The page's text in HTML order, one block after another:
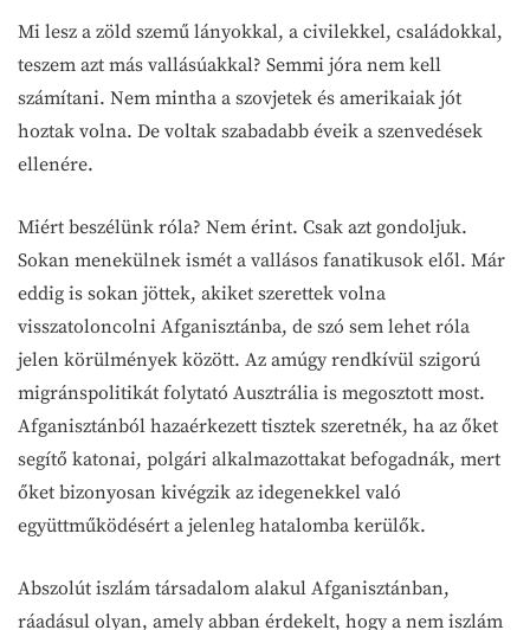
Mi lesz a zöld szemű lányokkal, a civilekkel, családokkal,
teszem azt más vallásúakkal? Semmi jóra nem kell
számítani. Nem mintha a szovjetek és amerikaiak jót
hoztak volna. De voltak szabadabb éveik a szenvedések
ellenére.
Miért beszélünk róla? Nem érint. Csak azt gondoljuk.
Sokan menekülnek ismét a vallásos fanatikusok elől. Már
eddig is sokan jöttek, akiket szerettek volna
visszatoloncolni Afganisztánba, de szó sem lehet róla
jelen körülmények között. Az amúgy rendkívül szigorú
migránspolitikát folytató Ausztrália is megosztott most.
Afganisztánból hazaérkezett tisztek szeretnék, ha az őket
segítő katonai, polgári alkalmazottakat befogadnák, mert
őket bizonyosan kivégzik az idegenekkel való
együttműködésért a jelenleg hatalomba kerülők.
Abszolút iszlám társadalom alakul Afganisztánban,
ráadásul olyan, amely abban érdekelt, hogy a nem iszlám